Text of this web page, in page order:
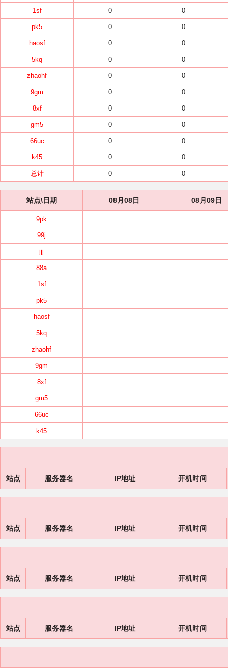
1sf 0 0
pk5 0 0
haosf 0 0
5kq 0 0
zhaohf 0 0
9gm 0 0
8xf 0 0
gm5 0 0
66uc 0 0
k45 0 0
总计 0 0
站点\日期 08月08日 08月09日
9pk
99j
jjj
88a
1sf
pk5
haosf
5kq
zhaohf
9gm
8xf
gm5
66uc
k45
站点 服务器名 IP地址 开机时间
站点 服务器名 IP地址 开机时间
站点 服务器名 IP地址 开机时间
站点 服务器名 IP地址 开机时间